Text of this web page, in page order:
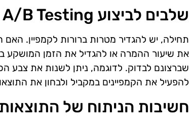
שלבים לביצוע A/B Testing
תחילה, יש להגדיר מטרות ברורות לקמפיין.
את שיעור ההמרה או להגדיל את הזמן המושקע
שברצונם לבדוק. לדוגמה, ניתן לשנות את צבע
להפעיל את הקמפיינים במקביל ולבחון את
חשיבות הניתוח של